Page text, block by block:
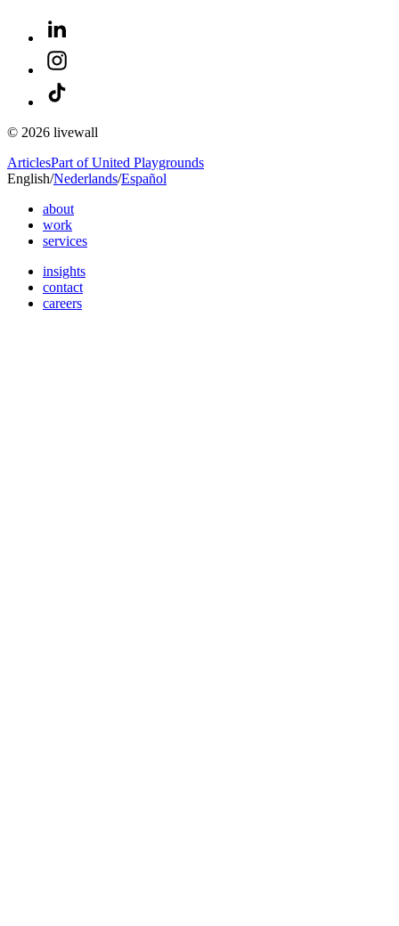
© 2026 livewall
ArticlesPart of United Playgrounds
English/Nederlands/Español
about
work
services
insights
contact
careers